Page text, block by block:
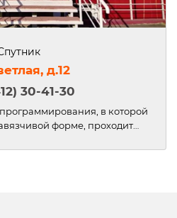
д.12
30-41-30
в которой
форме, проходит
компьютера в